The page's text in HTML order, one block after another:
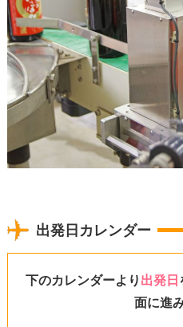
出発日カレンダー
下のカレンダーより 出発日
面に進